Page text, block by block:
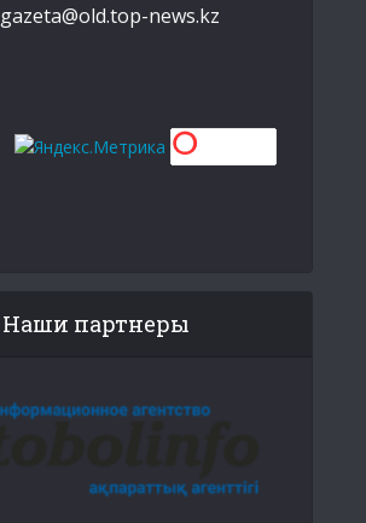
gazeta@old.top-news.kz
Наши партнеры